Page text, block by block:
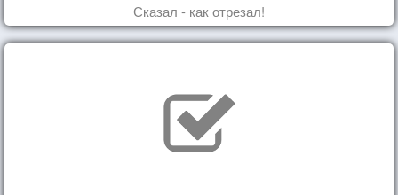
Сказал - как отрезал!